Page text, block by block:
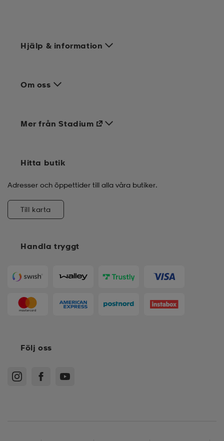
Hjälp & information
Om oss
Handla tryggt
Mer från Stadium
Hitta butik
Adresser och öppettider till alla våra butiker.
Till karta
Följ oss